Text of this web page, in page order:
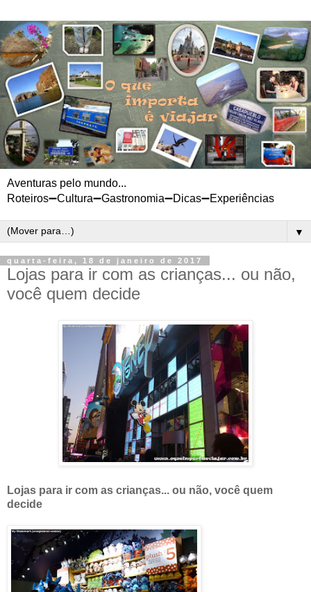
Aventuras pelo mundo...
Roteiros➖Cultura➖Gastronomia➖Dicas➖Experiências
▼
quarta-feira, 18 de janeiro de 2017
Lojas para ir com as crianças... ou não,
você quem decide
Lojas para ir com as crianças... ou não, você quem
decide